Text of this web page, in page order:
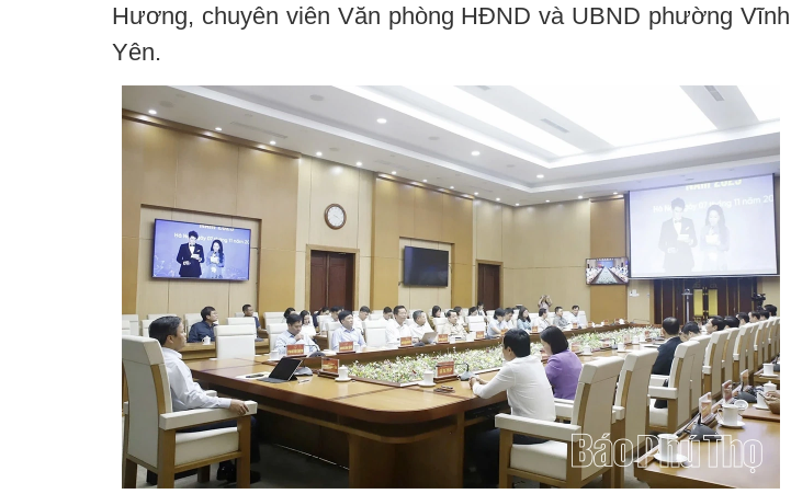
Hương, chuyên viên Văn phòng HĐND và UBND phường Vĩnh
Yên.